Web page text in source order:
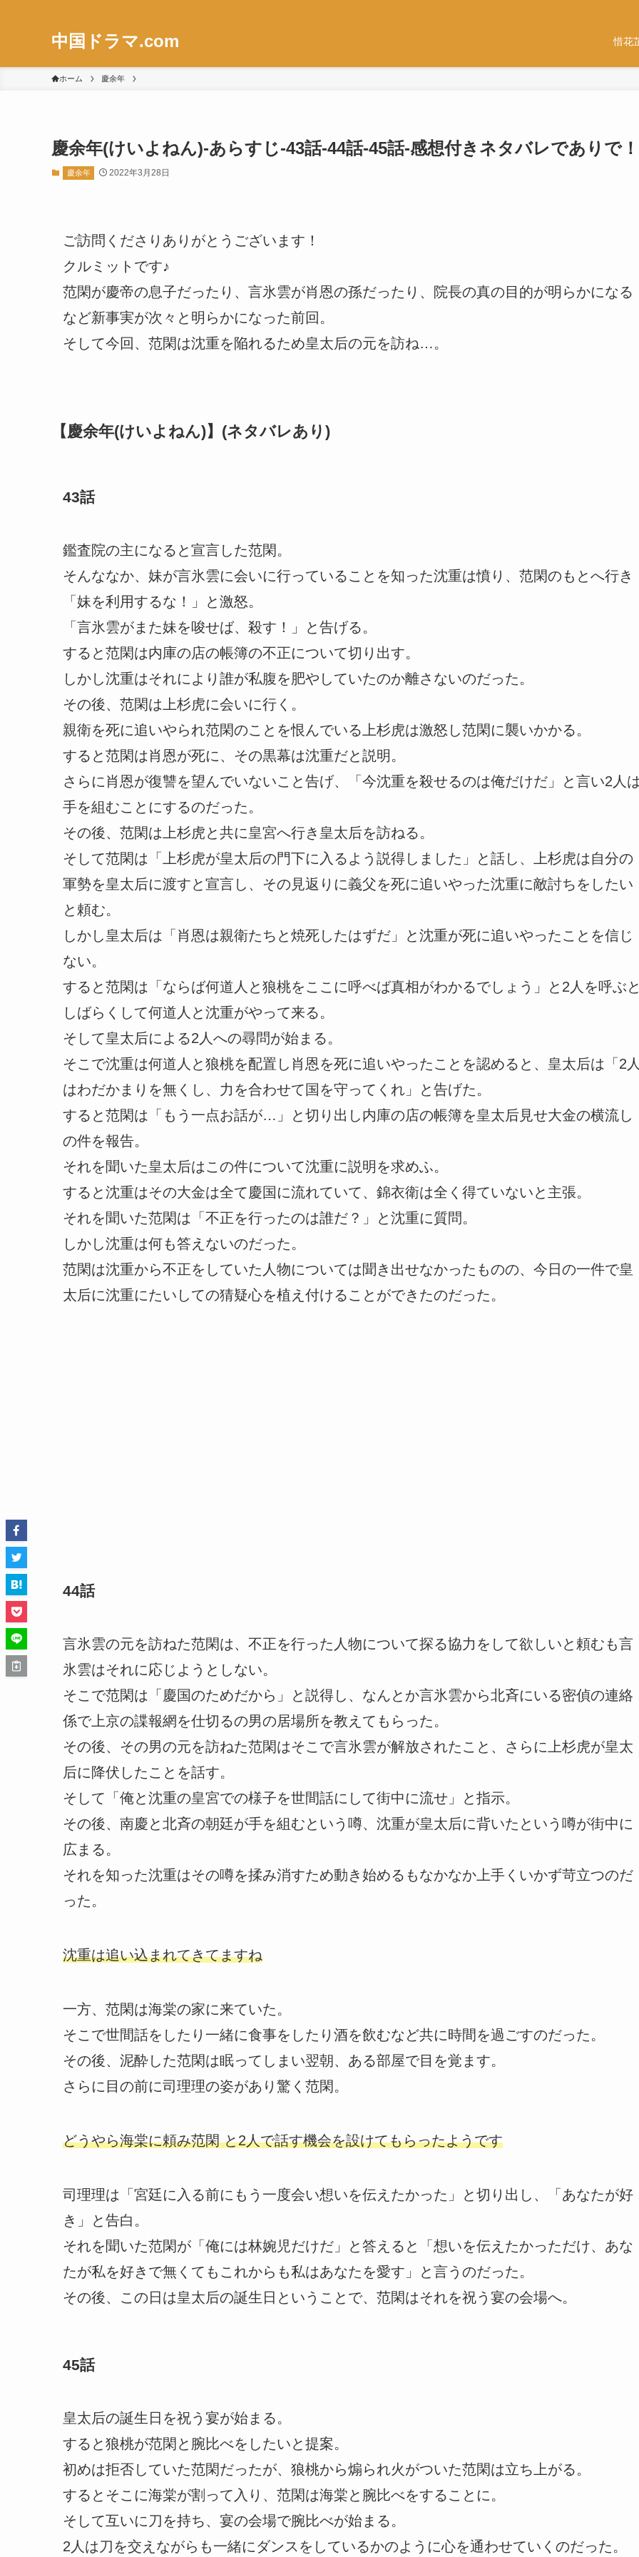
中国ドラマ.com 惜花
ホーム 慶余年
慶余年(けいよねん)-あらすじ-43話-44話-45話-感想付きネタバレでありで！
慶余年 2022年3月28日
ご訪問くださりありがとうございます！
クルミットです♪
范閑が慶帝の息子だったり、言氷雲が肖恩の孫だったり、院長の真の目的が明らかになる
など新事実が次々と明らかになった前回。
そして今回、范閑は沈重を陥れるため皇太后の元を訪ね…。
【慶余年(けいよねん)】(ネタバレあり)
43話
鑑査院の主になると宣言した范閑。
そんななか、妹が言氷雲に会いに行っていることを知った沈重は憤り、范閑のもとへ行き
「妹を利用するな！」と激怒。
「言氷雲がまた妹を唆せば、殺す！」と告げる。
すると范閑は内庫の店の帳簿の不正について切り出す。
しかし沈重はそれにより誰が私腹を肥やしていたのか離さないのだった。
その後、范閑は上杉虎に会いに行く。
親衛を死に追いやられ范閑のことを恨んでいる上杉虎は激怒し范閑に襲いかかる。
すると范閑は肖恩が死に、その黒幕は沈重だと説明。
さらに肖恩が復讐を望んでいないこと告げ、「今沈重を殺せるのは俺だけだ」と言い2人
手を組むことにするのだった。
その後、范閑は上杉虎と共に皇宮へ行き皇太后を訪ねる。
そして范閑は「上杉虎が皇太后の門下に入るよう説得しました」と話し、上杉虎は自分の
軍勢を皇太后に渡すと宣言し、その見返りに義父を死に追いやった沈重に敵討ちをしたい
と頼む。
しかし皇太后は「肖恩は親衛たちと焼死したはずだ」と沈重が死に追いやったことを信じ
ない。
すると范閑は「ならば何道人と狼桃をここに呼べば真相がわかるでしょう」と2人を呼ぶ
しばらくして何道人と沈重がやって来る。
そして皇太后による2人への尋問が始まる。
そこで沈重は何道人と狼桃を配置し肖恩を死に追いやったことを認めると、皇太后は「2
はわだかまりを無くし、力を合わせて国を守ってくれ」と告げた。
すると范閑は「もう一点お話が…」と切り出し内庫の店の帳簿を皇太后見せ大金の横流し
の件を報告。
それを聞いた皇太后はこの件について沈重に説明を求めふ。
すると沈重はその大金は全て慶国に流れていて、錦衣衛は全く得ていないと主張。
それを聞いた范閑は「不正を行ったのは誰だ？」と沈重に質問。
しかし沈重は何も答えないのだった。
范閑は沈重から不正をしていた人物については聞き出せなかったものの、今日の一件で皇
太后に沈重にたいしての猜疑心を植え付けることができたのだった。
44話
言氷雲の元を訪ねた范閑は、不正を行った人物について探る協力をして欲しいと頼むも言
氷雲はそれに応じようとしない。
そこで范閑は「慶国のためだから」と説得し、なんとか言氷雲から北斉にいる密偵の連絡
係で上京の諜報網を仕切るの男の居場所を教えてもらった。
その後、その男の元を訪ねた范閑はそこで言氷雲が解放されたこと、さらに上杉虎が皇太
后に降伏したことを話す。
そして「俺と沈重の皇宮での様子を世間話にして街中に流せ」と指示。
その後、南慶と北斉の朝廷が手を組むという噂、沈重が皇太后に背いたという噂が街中に
広まる。
それを知った沈重はその噂を揉み消すため動き始めるもなかなか上手くいかず苛立つのだ
った。
沈重は追い込まれてきてますね
一方、范閑は海棠の家に来ていた。
そこで世間話をしたり一緒に食事をしたり酒を飲むなど共に時間を過ごすのだった。
その後、泥酔した范閑は眠ってしまい翌朝、ある部屋で目を覚ます。
さらに目の前に司理理の姿があり驚く范閑。
どうやら海棠に頼み范閑 と2人で話す機会を設けてもらったようです
司理理は「宮廷に入る前にもう一度会い想いを伝えたかった」と切り出し、「あなたが好
き」と告白。
それを聞いた范閑が「俺には林婉児だけだ」と答えると「想いを伝えたかっただけ、あな
たが私を好きで無くてもこれからも私はあなたを愛す」と言うのだった。
その後、この日は皇太后の誕生日ということで、范閑はそれを祝う宴の会場へ。
45話
皇太后の誕生日を祝う宴が始まる。
すると狼桃が范閑と腕比べをしたいと提案。
初めは拒否していた范閑だったが、狼桃から煽られ火がついた范閑は立ち上がる。
するとそこに海棠が割って入り、范閑は海棠と腕比べをすることに。
そして互いに刀を持ち、宴の会場で腕比べが始まる。
2人は刀を交えながらも一緒にダンスをしているかのように心を通わせていくのだった。